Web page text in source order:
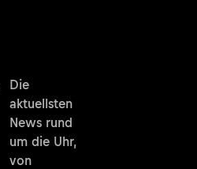
Die
aktuellsten
News rund
um die Uhr,
von